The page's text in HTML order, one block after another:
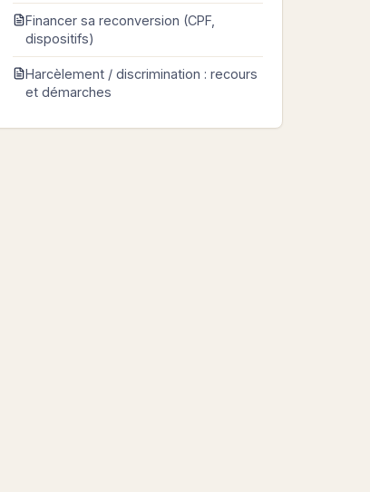
Financer sa reconversion (CPF,
dispositifs)
Harcèlement / discrimination : recours
et démarches